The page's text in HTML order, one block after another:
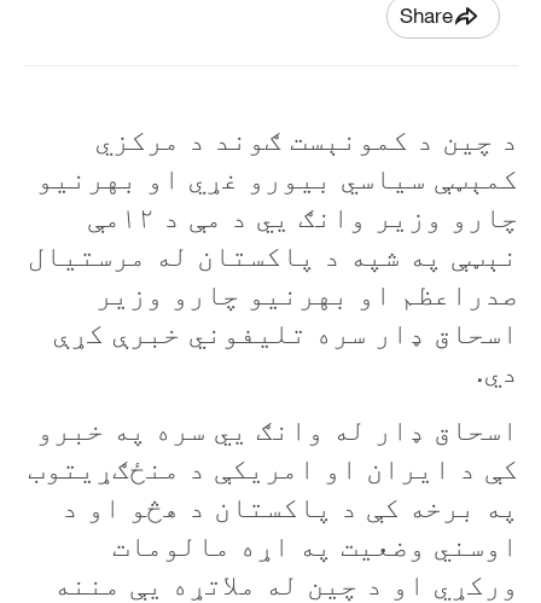
Share
د چين د کمونېست ګوند د مرکزي
کمېټې سياسي بيورو غړي او بهرنيو
چارو وزير وانګ يي د مې د ۱۲مې
نېټې په شپه د پاکستان له مرستيال
صدراعظم او بهرنيو چارو وزير
اسحاق ډار سره تليفوني خبرې کړې
دي.
اسحاق ډار له وانګ يي سره په خبرو
کې د ايران او امريکې د منځګړيتوب
په برخه کې د پاکستان د هڅو او د
اوسني وضعيت په اړه مالومات
ورکړي او د چين له ملاتړه یې مننه